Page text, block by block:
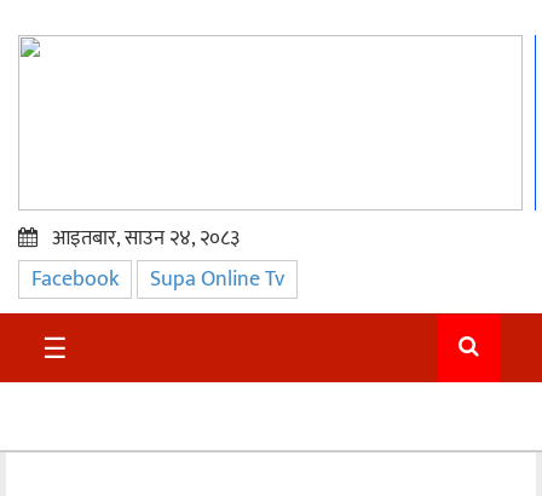
प्रमुख
समाचार
सुदुर
आइतबार, साउन २४, २०८३
Facebook Supa Online Tv
☰